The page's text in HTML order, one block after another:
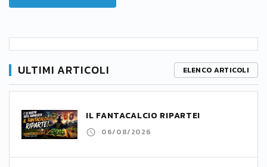
ULTIMI ARTICOLI ELENCO ARTICOLI
IL FANTACALCIO RIPARTE!
06/08/2026